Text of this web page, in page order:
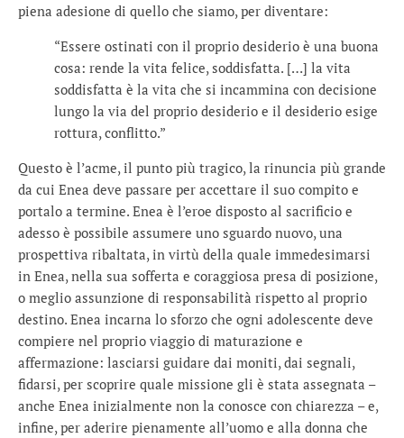
piena adesione di quello che siamo, per diventare:
“Essere ostinati con il proprio desiderio è una buona
cosa: rende la vita felice, soddisfatta. […] la vita
soddisfatta è la vita che si incammina con decisione
lungo la via del proprio desiderio e il desiderio esige
rottura, conflitto.”
Questo è l’acme, il punto più tragico, la rinuncia più grande
da cui Enea deve passare per accettare il suo compito e
portalo a termine. Enea è l’eroe disposto al sacrificio e
adesso è possibile assumere uno sguardo nuovo, una
prospettiva ribaltata, in virtù della quale immedesimarsi
in Enea, nella sua sofferta e coraggiosa presa di posizione,
o meglio assunzione di responsabilità rispetto al proprio
destino. Enea incarna lo sforzo che ogni adolescente deve
compiere nel proprio viaggio di maturazione e
affermazione: lasciarsi guidare dai moniti, dai segnali,
fidarsi, per scoprire quale missione gli è stata assegnata –
anche Enea inizialmente non la conosce con chiarezza – e,
infine, per aderire pienamente all’uomo e alla donna che